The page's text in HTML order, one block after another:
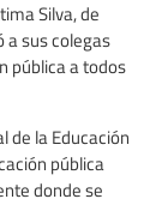
Silva, de
a sus colegas
pública a todos
de la Educación
pública
donde se